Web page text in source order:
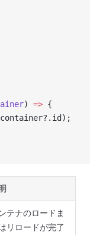
) => {
テナのロードま
リロードが完了